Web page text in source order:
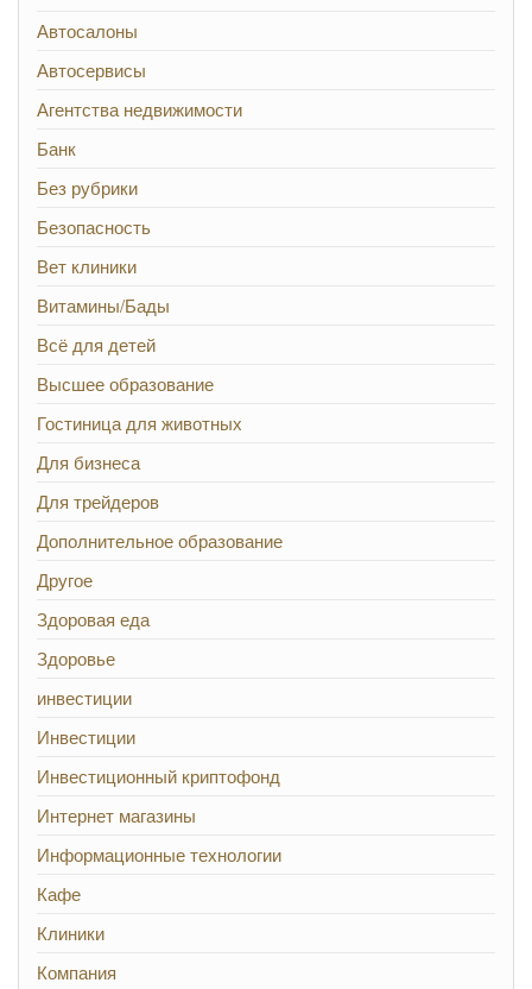
Автосалоны
Автосервисы
Агентства недвижимости
Банк
Без рубрики
Безопасность
Вет клиники
Витамины/Бады
Всё для детей
Высшее образование
Гостиница для животных
Для бизнеса
Для трейдеров
Дополнительное образование
Другое
Здоровая еда
Здоровье
инвестиции
Инвестиции
Инвестиционный криптофонд
Интернет магазины
Информационные технологии
Кафе
Клиники
Компания